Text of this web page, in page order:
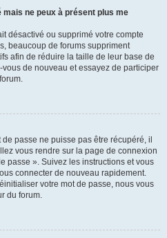
ne peux à présent plus me
désactivé ou supprimé votre compte
beaucoup de forums suppriment
afin de réduire la taille de leur base de
de nouveau et essayez de participer
passe ne puisse pas être récupéré, il
vous rendre sur la page de connexion
passe ». Suivez les instructions et vous
connecter de nouveau rapidement.
votre mot de passe, nous vous
du forum.